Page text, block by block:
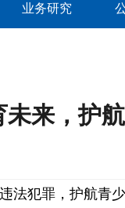
业务研究
来，护
法犯罪，护航青